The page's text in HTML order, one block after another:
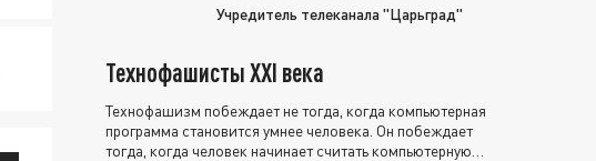
Учредитель телеканала "Царьград"
Технофашисты XXI века
Технофашизм побеждает не тогда, когда компьютерная
программа становится умнее человека. Он побеждает
тогда, когда человек начинает считать компьютерную